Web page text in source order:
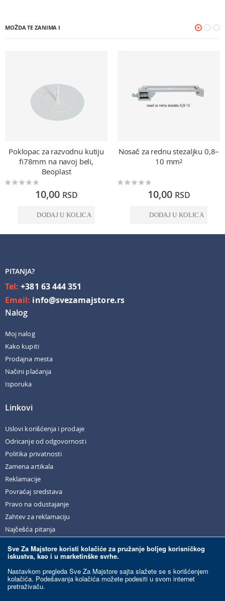
Sve Za Majstore koristi kolačiće za pružanje boljeg korisničkog
iskustva, kao i u marketinške svrhe.
Nastavkom pregleda Sve Za Majstore sajta slažete se s korišćenjem
kolačića. Podešavanja kolačića možete podesiti u svom internet
pretraživaču.
MOŽDA TE ZANIMA I
Poklopac za razvodnu kutiju
fi78mm na navoj beli,
Beoplast
Rating:
10,00 RSD
DODAJ U KOLICA
Nosač za rednu stezaljku 0,8–
10 mm²
Rating:
10,00 RSD
DODAJ U KOLICA
PITANJA?
Tel:+381 63 444 351
Email: info@svezamajstore.rs
Nalog
Moj nalog
Kako kupiti
Prodajna mesta
Načini plaćanja
Isporuka
Linkovi
Uslovi korišćenja i prodaje
Odricanje od odgovornosti
Politika privatnosti
Zamena artikala
Reklamacije
Povraćaj sredstava
Pravo na odustajanje
Zahtev za reklamaciju
Najčešća pitanja
Razvoj sajta: